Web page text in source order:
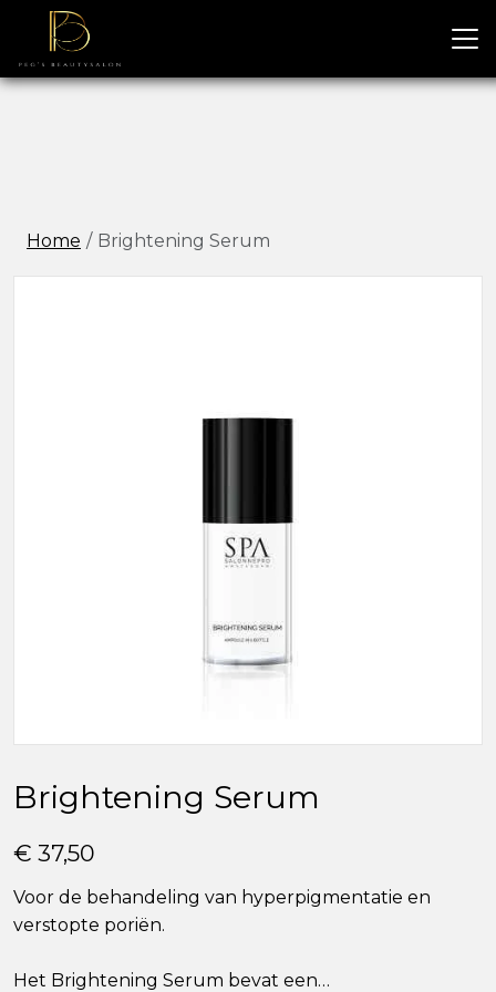
Home Brightening Serum
Brightening Serum
€ 37,50
Voor de behandeling van hyperpigmentatie en
verstopte poriën.
Het Brightening Serum bevat een